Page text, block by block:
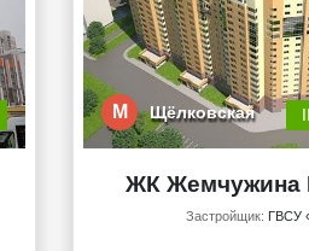
М Щёлковская
ЖК Жемчужина
Застройщик: ГВСУ